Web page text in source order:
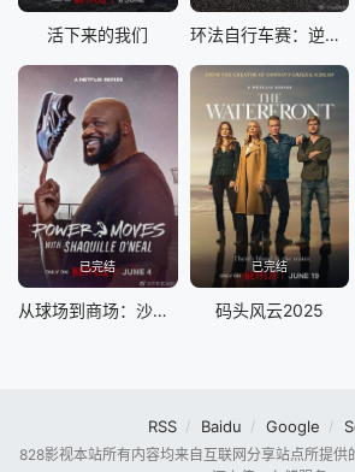
活下来的我们 环法自行车赛：逆风飞驰第三季
已完结
从球场到商场：沙奎尔·奥尼尔的品牌经营路
已完结
码头风云2025
RSS Baidu Google
828影视本站所有内容均来自互联网分享站点所提供